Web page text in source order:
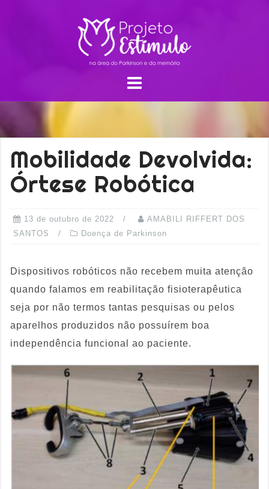
Mobilidade Devolvida:
Órtese Robótica
13 de outubro de 2022
AMABILI RIFFERT DOS
SANTOS
Doença de Parkinson
Dispositivos robóticos não recebem muita atenção
quando falamos em reabilitação fisioterapêutica
seja por não termos tantas pesquisas ou pelos
aparelhos produzidos não possuírem boa
independência funcional ao paciente.